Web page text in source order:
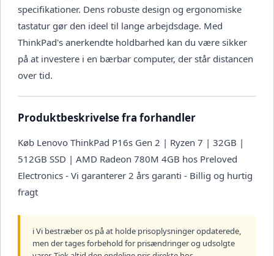
specifikationer. Dens robuste design og ergonomiske
tastatur gør den ideel til lange arbejdsdage. Med
ThinkPad's anerkendte holdbarhed kan du være sikker
på at investere i en bærbar computer, der står distancen
over tid.
Produktbeskrivelse fra forhandler
Køb Lenovo ThinkPad P16s Gen 2 | Ryzen 7 | 32GB |
512GB SSD | AMD Radeon 780M 4GB hos Preloved
Electronics - Vi garanterer 2 års garanti - Billig og hurtig
fragt
ℹ️ Vi bestræber os på at holde prisoplysninger opdaterede,
men der tages forbehold for prisændringer og udsolgte